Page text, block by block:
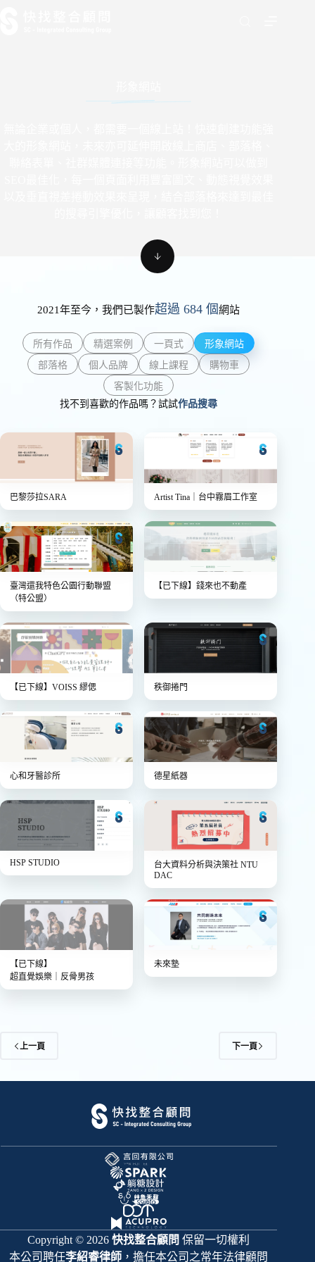
2021年至今，我們已製作超過 684 個網站
所有作品 精選案例 一頁式
形象網站
部落格
個人品牌 線上課程
購物車
客製化功能
找不到喜歡的作品嗎？試試作品搜尋
巴黎莎拉SARA Artist Tina｜台中霧眉工作室
臺灣還我特色公園行動聯盟
（特公盟）
【已下線】錢來也不動產
【已下線】 VOISS 繆偲 秩御捲門
心和牙醫診所 德星紙器
HSP STUDIO
台大資料分析與決策社 NTU
DAC
【已下線】
超直覺娛樂｜反骨男孩
未來塾
上一頁 下一頁
Copyright © 2026快找整合顧問 保留一切權利
本公司聘任李紹睿律師 ，擔任本公司之常年法律顧問